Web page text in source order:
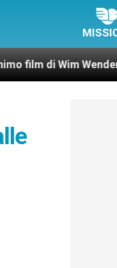
Wim Wenders